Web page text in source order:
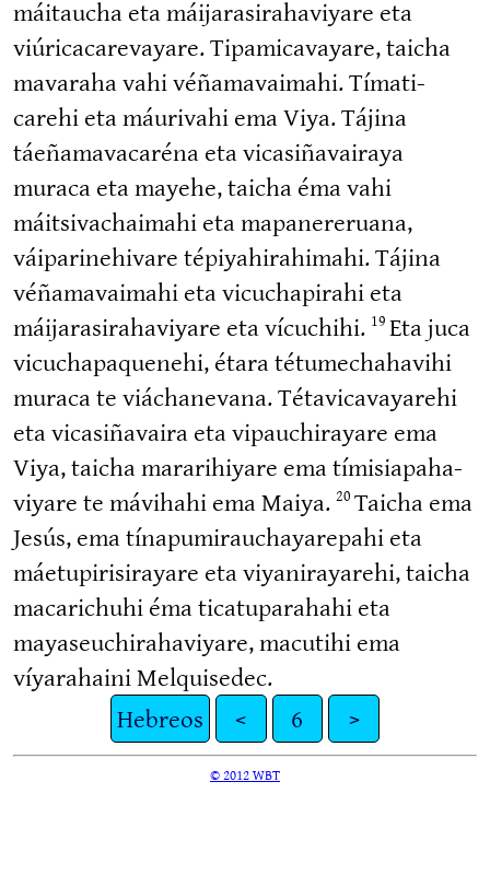
máitaucha eta máijara­si­ra­ha­viyare eta
viúrica­ca­re­vayare. Tipami­ca­vayare, taicha
mavaraha vahi véñama­vaimahi. Tímati­
carehi eta máurivahi ema Viya. Tájina
táeñama­va­caréna eta vicasi­ña­vairaya
muraca eta mayehe, taicha éma vahi
máitsiva­chaimahi eta mapane­reruana,
váipari­ne­hivare tépiya­hi­ra­himahi. Tájina
véñama­vaimahi eta vicucha­pirahi eta
máijara­si­ra­ha­viyare eta vícuchihi. 19 Eta juca
vicucha­pa­quenehi, étara tétume­cha­havihi
muraca te viáchanevana. Tétavi­ca­va­yarehi
eta vicasi­ñavaira eta vipauchi­rayare ema
Viya, taicha marari­hiyare ema tímisia­pa­ha­
viyare te mávihahi ema Maiya. 20 Taicha ema
Jesús, ema tínapu­mi­rau­cha­ya­repahi eta
máetupi­ri­si­rayare eta viyani­ra­yarehi, taicha
macarichuhi éma ticatu­pa­rahahi eta
mayaseu­chi­ra­ha­viyare, macutihi ema
víyarahaini Melquisedec.
Hebreos
< 6 >
© 2012 WBT